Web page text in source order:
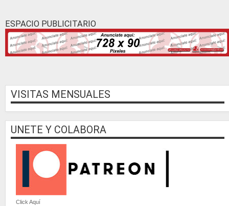
ESPACIO PUBLICITARIO
VISITAS MENSUALES
UNETE Y COLABORA
Click Aquí